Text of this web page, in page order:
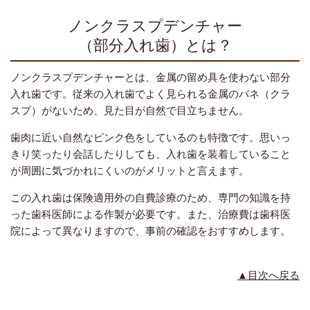
ノンクラスプデンチャー
（部分入れ歯）とは？
ノンクラスプデンチャーとは、金属の留め具を使わない部分
入れ歯です。従来の入れ歯でよく見られる金属のバネ（クラ
スプ）がないため、見た目が自然で目立ちません。
歯肉に近い自然なピンク色をしているのも特徴です。思いっ
きり笑ったり会話したりしても、入れ歯を装着していること
が周囲に気づかれにくいのがメリットと言えます。
この入れ歯は保険適用外の自費診療のため、専門の知識を持
った歯科医師による作製が必要です。また、治療費は歯科医
院によって異なりますので、事前の確認をおすすめします。
▲目次へ戻る